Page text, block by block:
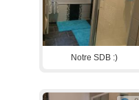
Notre SDB :)